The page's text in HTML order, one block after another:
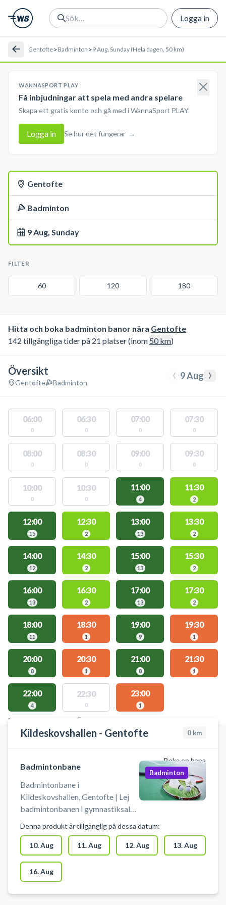
Logga in
Gentofte>Badminton >9 Aug, Sunday (Hela dagen, 50 km)
WANNASPORT PLAY
Få inbjudningar att spela med andra spelare
Skapa ett gratis konto och gå med i WannaSport PLAY.
Logga in Se hur det fungerar →
Gentofte
Badminton
9 Aug, Sunday
FILTER
60 120 180
Hitta och boka badminton banor nära Gentofte
142 tillgängliga tider på 21 platser (inom 50km)
Översikt
Gentofte Badminton ‹ 9 Aug ›
06:00
0
06:30
0
07:00
0
07:30
0
08:00
0
08:30
0
09:00
0
09:30
0
10:00
0
10:30
0
11:00
4
11:30
2
12:00
15
12:30
2
13:00
13
13:30
2
14:00
12
14:30
2
15:00
13
15:30
2
16:00
13
16:30
2
17:00
13
17:30
2
18:00
11
18:30
1
19:00
9
19:30
1
20:00
8
20:30
1
21:00
8
21:30
1
22:00
4
22:30
0
23:00
1
PLATSER MED TILLGÄNGLIGA AKTIVITETER
Kildeskovshallen - Gentofte 0 km
Boka en bana
Badmintonbane
Badmintonbane i
Kildeskovshallen, Gentofte | Lej
badmintonbanen i gymnastiksalen
Adolphsvej 25, 2820 Gentofte.
Book badmintonbanen i
Kildeskovshallen og spil
badminton i Gentofte. Der er
omklædning til rådighed i
Kildeskovshallen. Medbring selv
Badminton
Denna produkt är tillgänglig på dessa datum:
10. Aug 11. Aug 12. Aug 13. Aug
16. Aug